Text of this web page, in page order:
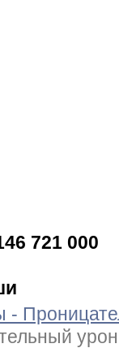
721 000
-